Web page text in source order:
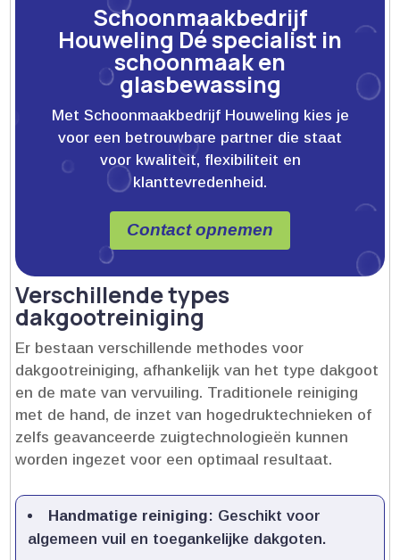
Schoonmaakbedrijf
Houweling Dé specialist in
schoonmaak en
glasbewassing
Met Schoonmaakbedrijf Houweling kies je
voor een betrouwbare partner die staat
voor kwaliteit, flexibiliteit en
klanttevredenheid.
Contact opnemen
Verschillende types
dakgootreiniging
Er bestaan verschillende methodes voor
dakgootreiniging, afhankelijk van het type dakgoot
en de mate van vervuiling.​ Traditionele reiniging
met de hand, de inzet van hogedruktechnieken of
zelfs geavanceerde zuigtechnologieën kunnen
worden ingezet voor een optimaal resultaat.​
Handmatige reiniging: Geschikt voor
algemeen vuil en toegankelijke dakgoten.​